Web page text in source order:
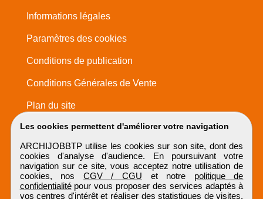
Les cookies permettent d'améliorer votre navigation
ARCHIJOBBTP utilise les cookies sur son site, dont des
cookies d'analyse d'audience. En poursuivant votre
navigation sur ce site, vous acceptez notre utilisation de
cookies, nos CGV / CGU et notre politique de
confidentialitépour vous proposer des services adaptés à
vos centres d'intérêt et réaliser des statistiques de visites.
Informations légales
Paramètres des cookies
Conditions de publication
Conditions Générales de Vente
Plan du site